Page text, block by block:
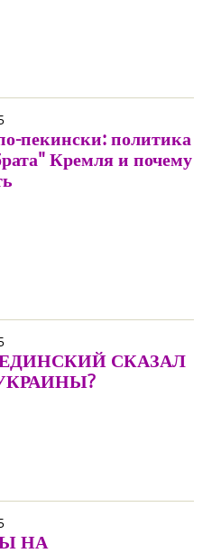
пекински: политика
Кремля и почему
СКАЗАЛ
НА